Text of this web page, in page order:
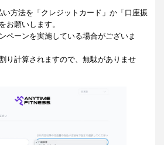
い方法を「クレジットカード」か「口座振
お願いします。
ペーンを実施している場合がございま
り計算されますので、無駄がありませ